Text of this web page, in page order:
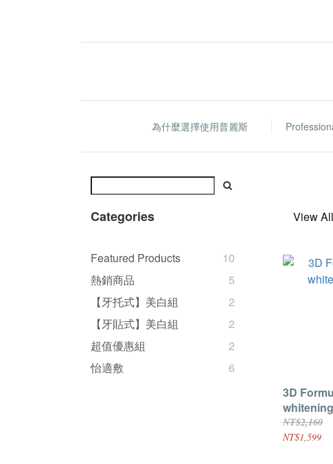
為什麼選擇使用普麗斯
Categories
Featured Products
10
熱銷商品
5
【牙托式】美白組
2
【牙貼式】美白組
2
超值優惠組
2
怡適敷
6
View All
3D
NT$2,160
NT$1,599